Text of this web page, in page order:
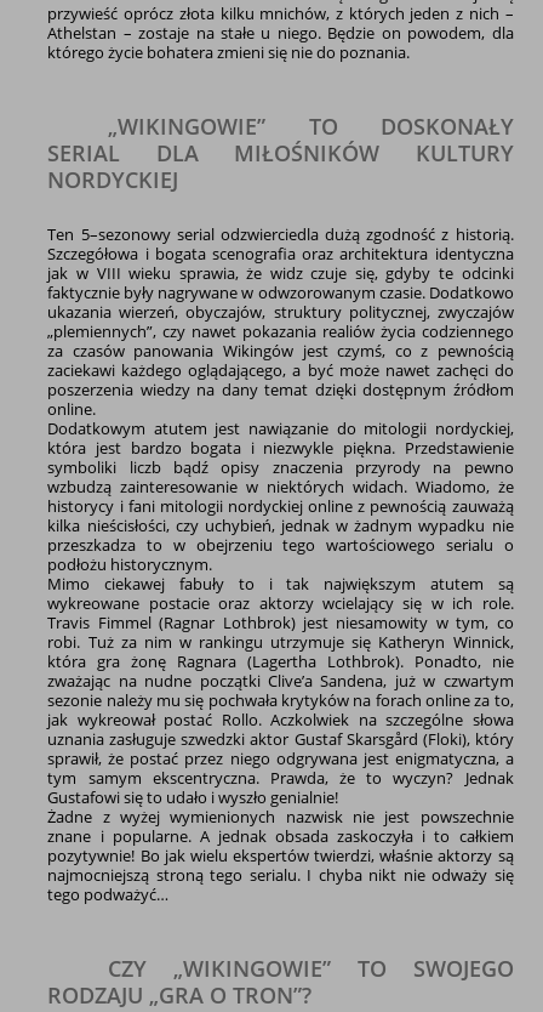
przywieść oprócz złota kilku mnichów, z których jeden z nich –
Athelstan – zostaje na stałe u niego. Będzie on powodem, dla
którego życie bohatera zmieni się nie do poznania.
„WIKINGOWIE” TO DOSKONAŁY
SERIAL DLA MIŁOŚNIKÓW KULTURY
NORDYCKIEJ
Ten 5–sezonowy serial odzwierciedla dużą zgodność z historią.
Szczegółowa i bogata scenografia oraz architektura identyczna
jak w VIII wieku sprawia, że widz czuje się, gdyby te odcinki
faktycznie były nagrywane w odwzorowanym czasie. Dodatkowo
ukazania wierzeń, obyczajów, struktury politycznej, zwyczajów
„plemiennych”, czy nawet pokazania realiów życia codziennego
za czasów panowania Wikingów jest czymś, co z pewnością
zaciekawi każdego oglądającego, a być może nawet zachęci do
poszerzenia wiedzy na dany temat dzięki dostępnym źródłom
online.
Dodatkowym atutem jest nawiązanie do mitologii nordyckiej,
która jest bardzo bogata i niezwykle piękna. Przedstawienie
symboliki liczb bądź opisy znaczenia przyrody na pewno
wzbudzą zainteresowanie w niektórych widach. Wiadomo, że
historycy i fani mitologii nordyckiej online z pewnością zauważą
kilka nieścisłości, czy uchybień, jednak w żadnym wypadku nie
przeszkadza to w obejrzeniu tego wartościowego serialu o
podłożu historycznym.
Mimo ciekawej fabuły to i tak największym atutem są
wykreowane postacie oraz aktorzy wcielający się w ich role.
Travis Fimmel (Ragnar Lothbrok) jest niesamowity w tym, co
robi. Tuż za nim w rankingu utrzymuje się Katheryn Winnick,
która gra żonę Ragnara (Lagertha Lothbrok). Ponadto, nie
zważając na nudne początki Clive’a Sandena, już w czwartym
sezonie należy mu się pochwała krytyków na forach online za to,
jak wykreował postać Rollo. Aczkolwiek na szczególne słowa
uznania zasługuje szwedzki aktor Gustaf Skarsgård (Floki), który
sprawił, że postać przez niego odgrywana jest enigmatyczna, a
tym samym ekscentryczna. Prawda, że to wyczyn? Jednak
Gustafowi się to udało i wyszło genialnie!
Żadne z wyżej wymienionych nazwisk nie jest powszechnie
znane i popularne. A jednak obsada zaskoczyła i to całkiem
pozytywnie! Bo jak wielu ekspertów twierdzi, właśnie aktorzy są
najmocniejszą stroną tego serialu. I chyba nikt nie odważy się
tego podważyć…
CZY „WIKINGOWIE” TO SWOJEGO
RODZAJU „GRA O TRON”?